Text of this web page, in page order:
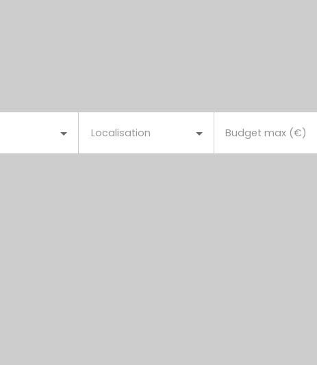
Localisation Budget max (€)